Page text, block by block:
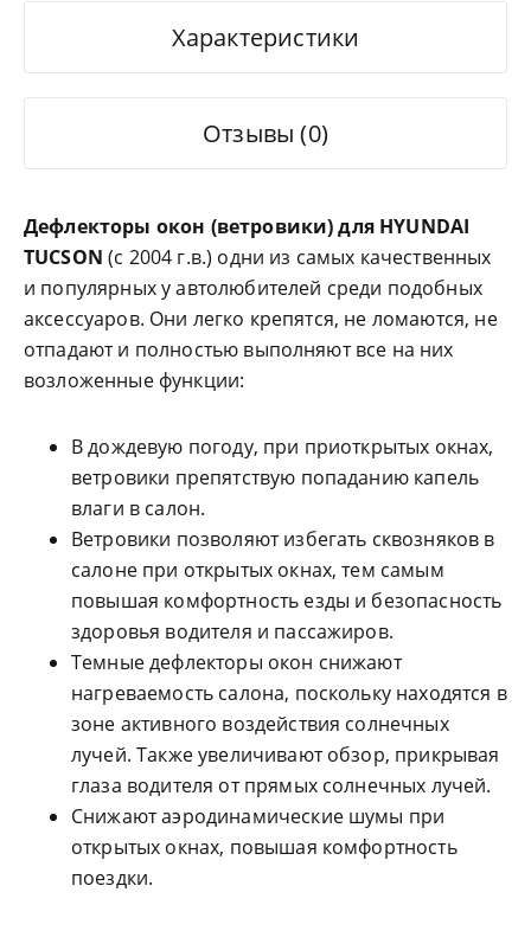
Характеристики
Отзывы (0)
Дефлекторы окон (ветровики) для HYUNDAI
TUCSON (c 2004 г.в.) одни из самых качественных
и популярных у автолюбителей среди подобных
аксессуаров. Они легко крепятся, не ломаются, не
отпадают и полностью выполняют все на них
возложенные функции:
В дождевую погоду, при приоткрытых окнах,
ветровики препятствую попаданию капель
влаги в салон.
Ветровики позволяют избегать сквозняков в
салоне при открытых окнах, тем самым
повышая комфортность езды и безопасность
здоровья водителя и пассажиров.
Темные дефлекторы окон снижают
нагреваемость салона, поскольку находятся в
зоне активного воздействия солнечных
лучей. Также увеличивают обзор, прикрывая
глаза водителя от прямых солнечных лучей.
Снижают аэродинамические шумы при
открытых окнах, повышая комфортность
поездки.